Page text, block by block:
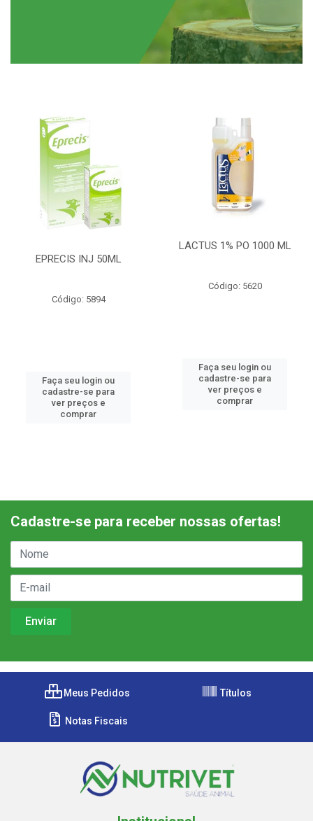
EPRECIS INJ 50ML
Código: 5894
Faça seu login ou
cadastre-se para
ver preços e
comprar
LACTUS 1% PO 1000 ML
Código: 5620
Faça seu login ou
cadastre-se para
ver preços e
comprar
Cadastre-se para receber nossas ofertas!
Meus Pedidos Títulos
Notas Fiscais